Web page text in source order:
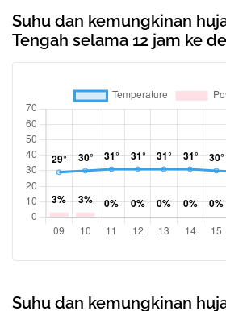
Suhu dan kemungkinan
Tengah selama 12 jam ke
Suhu dan kemungkinan